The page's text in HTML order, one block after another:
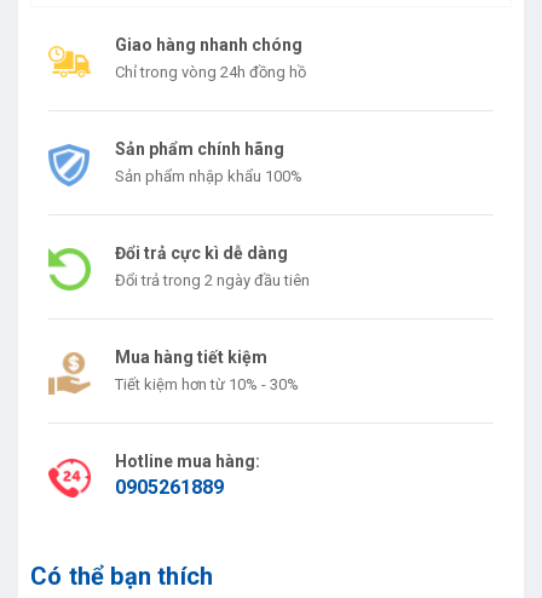
Giao hàng nhanh chóng
Chỉ trong vòng 24h đồng hồ
Sản phẩm chính hãng
Sản phẩm nhập khẩu 100%
Đổi trả cực kì dễ dàng
Đổi trả trong 2 ngày đầu tiên
Mua hàng tiết kiệm
Tiết kiệm hơn từ 10% - 30%
Hotline mua hàng:
0905261889
Có thể bạn thích